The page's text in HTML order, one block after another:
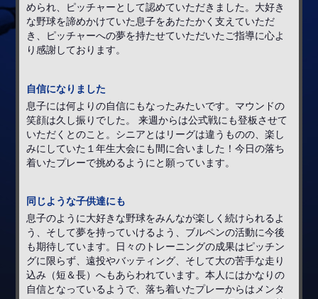
められ、ピッチャーとして認めていただきました。大好き
な野球を諦めかけていた息子をあたたかく支えていただ
き、ピッチャーへの夢を持たせていただいたご指導に心よ
り感謝しております。
自信になりました
息子には何よりの自信にもなったみたいです。マウンドの
笑顔は久し振りでした。 来週からは公式戦にも登板させて
いただくとのこと。シニアとはリーグは違うものの、楽し
みにしていた１年生大会にも間に合いました！今日の落ち
着いたプレーで挑めるようにと願っています。
同じような子供達にも
息子のように大好きな野球をみんなが楽しく続けられるよ
う、そして夢を持っていけるよう、ブルペンの活動に今後
も期待しています。日々のトレーニングの成果はピッチン
グに限らず、遠投やバッティング、そして大の苦手な走り
込み（短＆長）へもあらわれています。本人にはかなりの
自信となっているようで、落ち着いたプレーからはメンタ